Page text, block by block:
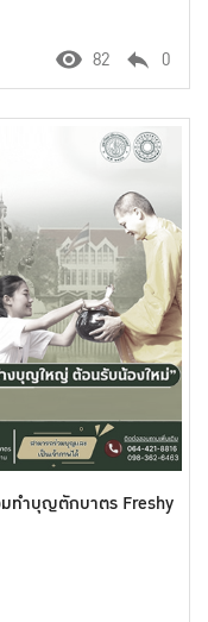
82 0
ทำบุญตักบาตร Freshy